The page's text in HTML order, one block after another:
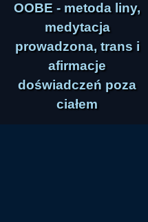
OOBE - metoda liny,
medytacja
prowadzona, trans i
afirmacje
doświadczeń poza
ciałem